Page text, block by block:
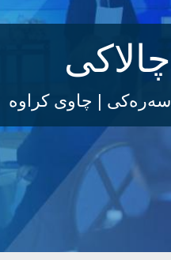
چالاکی
سەرەکی | چاوی کراوە